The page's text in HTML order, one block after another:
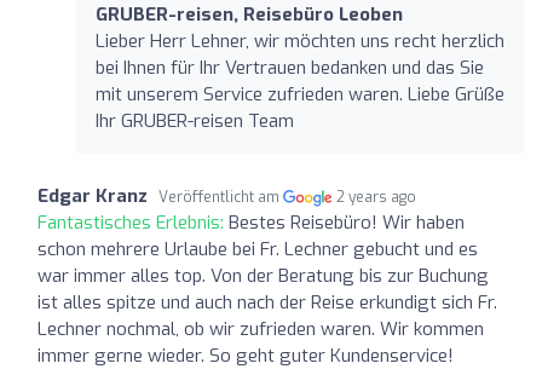
GRUBER-reisen, Reisebüro Leoben
Lieber Herr Lehner, wir möchten uns recht herzlich
bei Ihnen für Ihr Vertrauen bedanken und das Sie
mit unserem Service zufrieden waren. Liebe Grüße
Ihr GRUBER-reisen Team
Edgar Kranz Veröffentlicht am 2 years ago
Fantastisches Erlebnis: Bestes Reisebüro! Wir haben
schon mehrere Urlaube bei Fr. Lechner gebucht und es
war immer alles top. Von der Beratung bis zur Buchung
ist alles spitze und auch nach der Reise erkundigt sich Fr.
Lechner nochmal, ob wir zufrieden waren. Wir kommen
immer gerne wieder. So geht guter Kundenservice!